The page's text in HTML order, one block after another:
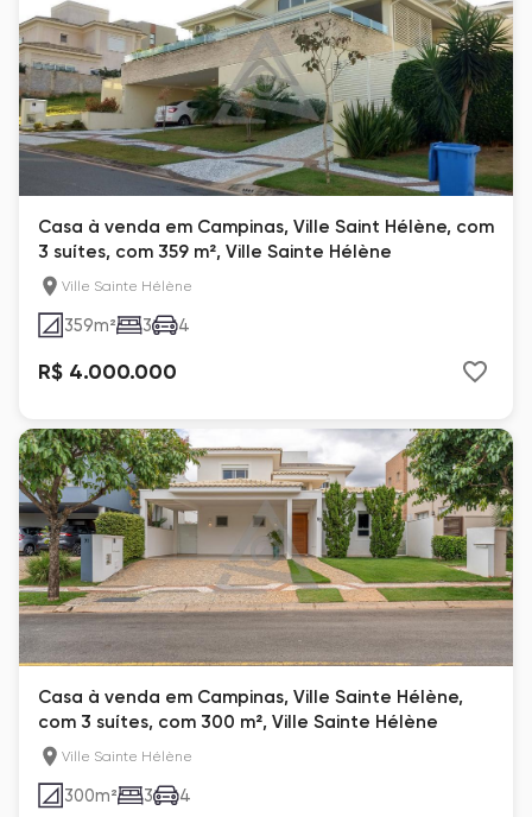
Casa à venda em Campinas, Ville Saint Hélène, com
3 suítes, com 359 m², Ville Sainte Hélène
Ville Sainte Hélène
359m² 3 4
R$ 4.000.000
Casa à venda em Campinas, Ville Sainte Hélène,
com 3 suítes, com 300 m², Ville Sainte Hélène
Ville Sainte Hélène
300m² 3 4